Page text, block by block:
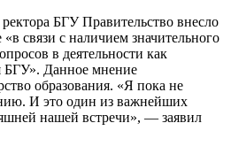
БГУ Правительство внесло
связи с наличием значительного
в деятельности как
БГУ». Данное мнение
образования. «Я пока не
И это один из важнейших
нашей встречи», — заявил